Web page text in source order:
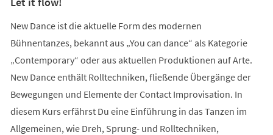
New Dance ist die aktuelle Form des modernen
Bühnentanzes, bekannt aus „You can dance“ als Kategorie
„Contemporary“ oder aus aktuellen Produktionen auf Arte.
New Dance enthält Rolltechniken, fließende Übergänge der
Bewegungen und Elemente der Contact Improvisation. In
diesem Kurs erfährst Du eine Einführung in das Tanzen im
Allgemeinen, wie Dreh, Sprung- und Rolltechniken,